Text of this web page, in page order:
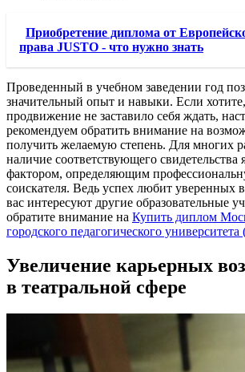
Приобретение диплома от
права JUSTO - что нужно знать
Проведенный в учебном заведении год
значительный опыт и навыки. Если
продвижение не заставило себя ждать,
рекомендуем обратить внимание на
получить желаемую степень. Для многих
наличие соответствующего
фактором, определяющим
соискателя. Ведь успех любит уверенных
вас интересуют другие образовательные
обратите внимание на Купить диплом
городского педагогического
Увеличение карьерных
в театральной сфере